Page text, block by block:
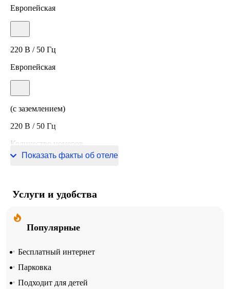
Европейская
220 В / 50 Гц
Европейская
(с заземлением)
220 В / 50 Гц
Количество номеров
167 номеров
Показать факты об отеле
Услуги и удобства
Популярные
Бесплатный интернет
Парковка
Подходит для детей